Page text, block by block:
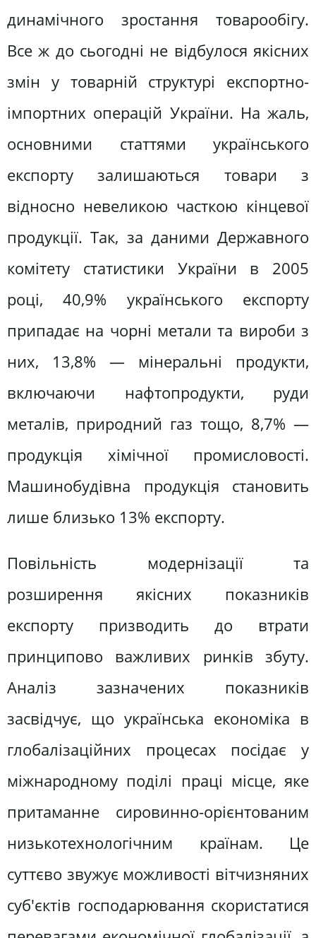
динамічного зростання товарообігу.
Все ж до сьогодні не відбулося якісних
змін у товарній структурі експортно-
імпортних операцій України. На жаль,
основними статтями українського
експорту залишаються товари з
відносно невеликою часткою кінцевої
продукції. Так, за даними Державного
комітету статистики України в 2005
році, 40,9% українського експорту
припадає на чорні метали та вироби з
них, 13,8% — мінеральні продукти,
включаючи нафтопродукти, руди
металів, природний газ тощо, 8,7% —
продукція хімічної промисловості.
Машинобудівна продукція становить
лише близько 13% експорту.
Повільність модернізації та
розширення якісних показників
експорту призводить до втрати
принципово важливих ринків збуту.
Аналіз зазначених показників
засвідчує, що українська економіка в
глобалізаційних процесах посідає у
міжнародному поділі праці місце, яке
притаманне сировинно-орієнтованим
низькотехнологічним країнам. Це
суттєво звужує можливості вітчизняних
суб'єктів господарювання скористатися